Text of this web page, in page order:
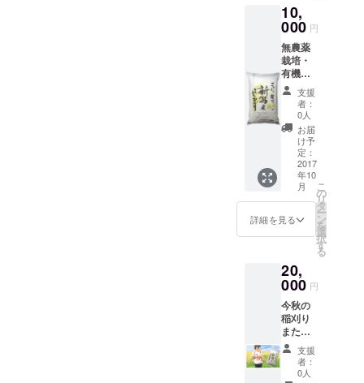
す。と
れたて
の筍は
格別で
す。８
本まで
お土産
でお持
ち帰り
ＯＫ。
10,
000 円
無農薬
栽培・
有機肥
料のお
米で
す。 科
学的な
資材は
一切使
用せず
に、有
機質肥
料をふ
んだん
に使用
してお
す。 無
農薬で
すから
通常の
何倍も
の手間
がか
かって
おりま
支援
者：
0人
お届
け予
定：
2017
年10
月
詳細を見る
こ
の
リ
タ
ー
ン
を
選
択
す
る
20,
000 円
今秋の
稲刈り
または
田植え
を体験
できま
支援
者：
0人